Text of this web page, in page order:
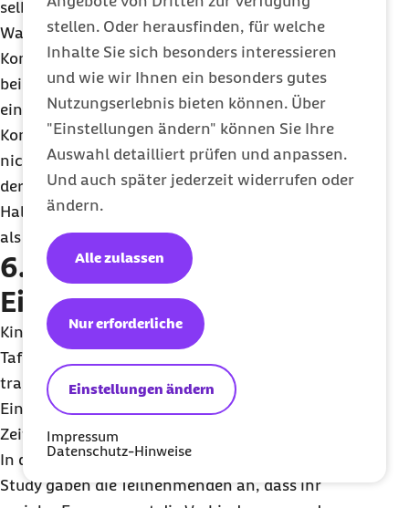
stellen. Oder herausfinden, für welche
Inhalte Sie sich besonders interessieren
und wie wir Ihnen ein besonders gutes
Nutzungserlebnis bieten können. Über
"Einstellungen ändern" können Sie Ihre
Auswahl detailliert prüfen und anpassen.
Und auch später jederzeit widerrufen oder
ändern.
Einstellungen ändern
Nur erforderliche
Alle zulassen
Impressum
Datenschutz-Hinweise
selben Haus.
Was liegt also näher, als gleich den persönlichen
Kontakt zu suchen? Gründe dafür gibt es viele: Hilfe
beim Rasenmähen oder Einkaufen anzubieten oder
ein gemeinsames Gartenfest zu organisieren.
Kontakt zu den Nachbarn aufzunehmen ist gar
nicht so schwer, Sie müssen ja nicht gleich an
deren Haustür klingeln: Aus einem freundlichen
Hallo entwickelt sich oft schneller ein Gespräch,
als man denkt.
6. Engagiert gegen
Einsamkeit: Das Ehrenamt
Kindern vorlesen, die Lebensmittelausgabe der
Tafel unterstützen, Jugendliche im Sportverein
trainieren oder mit Geflüchteten Deutsch üben:
Eine ehrenamtliche Tätigkeit erfordert zwar etwas
Zeit und Energie, doch es kommt viel zurück.
In der US-UntersuchungHealth
Study gaben die Teilnehmenden an, dass ihr